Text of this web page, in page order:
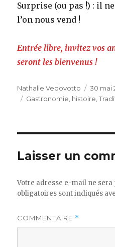
Surprise (ou pas !) : il
l’on nous vend !
Entrée libre, invitez vos
seront les bienvenus !
Auteur
Nathalie Vedovotto
Publié
le
30 mai
Étiquettes
Gastronomie histoire ,
Laisser un
Votre adresse e-mail ne sera
obligatoires sont indiqués
COMMENTAIRE *